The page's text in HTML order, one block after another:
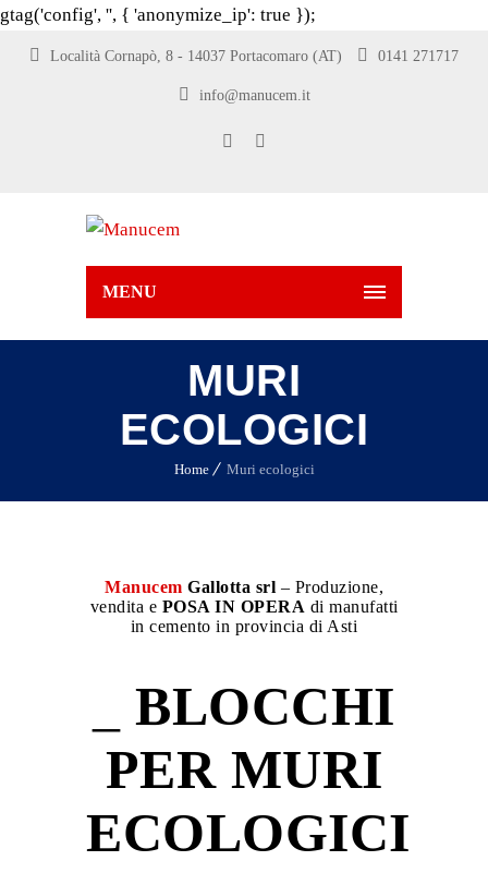
gtag('config', '', { 'anonymize_ip': true });
Località Cornapò, 8 - 14037 Portacomaro (AT) 0141 271717
info@manucem.it
MENU
MURI
ECOLOGICI
Home Muri ecologici
Manucem Gallotta srl – Produzione,
vendita e POSA IN OPERA di manufatti
in cemento in provincia di Asti
BLOCCHI
PER MURI
ECOLOGICI